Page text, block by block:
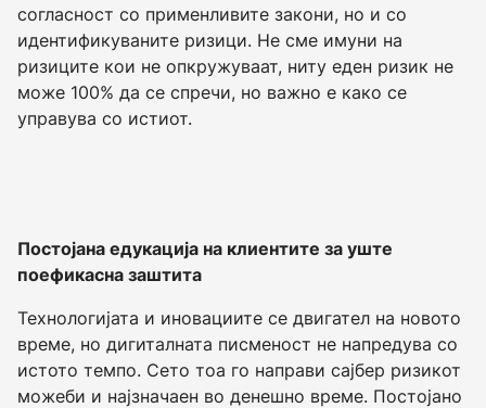
согласност со применливите закони, но и со
идентификуваните ризици. Не сме имуни на
ризиците кои не опкружуваат, ниту еден ризик не
може 100% да се спречи, но важно е како се
управува со истиот.
Постојана едукација на клиентите за уште
поефикасна заштита
Технологијата и иновациите се двигател на новото
време, но дигиталната писменост не напредува со
истото темпо. Сето тоа го направи сајбер ризикот
можеби и најзначаен во денешно време. Постојано